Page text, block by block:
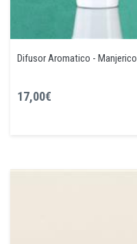
Difusor Aromatico - Manjerico
17,00€